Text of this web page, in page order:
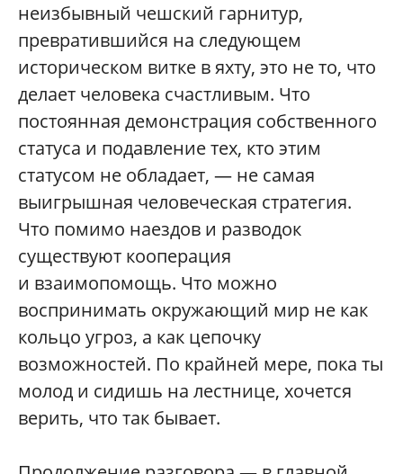
неизбывный чешский гарнитур,
превратившийся на следующем
историческом витке в яхту, это не то, что
делает человека счастливым. Что
постоянная демонстрация собственного
статуса и подавление тех, кто этим
статусом не обладает, — не самая
выигрышная человеческая стратегия.
Что помимо наездов и разводок
существуют кооперация
и взаимопомощь. Что можно
воспринимать окружающий мир не как
кольцо угроз, а как цепочку
возможностей. По крайней мере, пока ты
молод и сидишь на лестнице, хочется
верить, что так бывает.